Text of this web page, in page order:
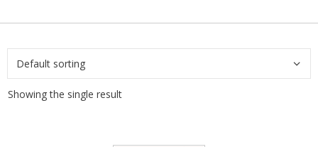
Showing the single result